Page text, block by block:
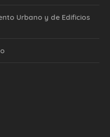
Urbano y de Edificios